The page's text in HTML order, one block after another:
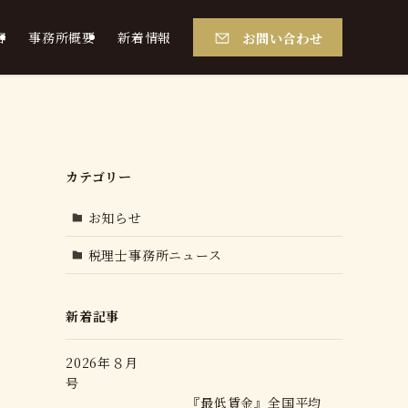
事務所概要 新着情報 お問い合わせ
カテゴリー
お知らせ
税理士事務所ニュース
新着記事
2026年８月
号
『最低賃金』全国平均